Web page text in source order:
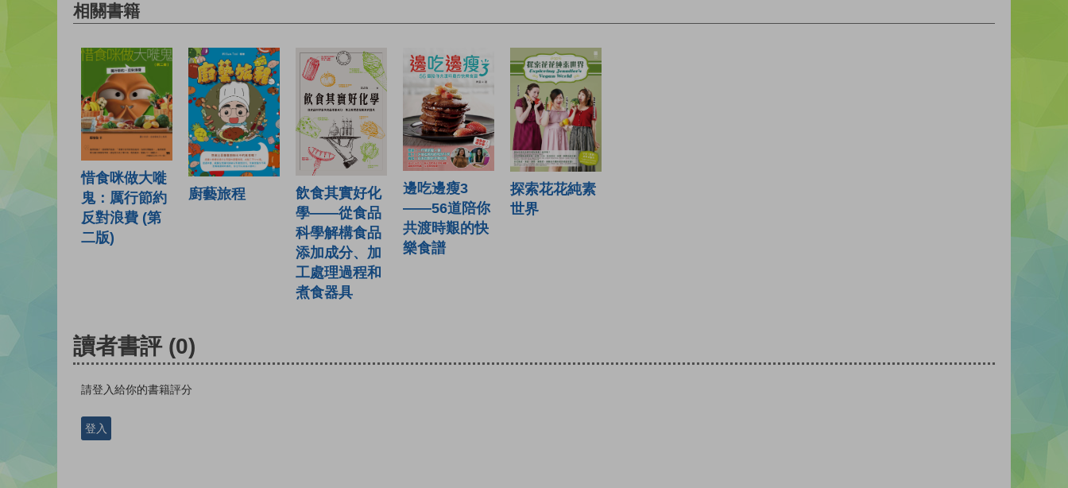
相關書籍
惜食咪做大嘥
鬼：厲行節約
反對浪費 (第
二版)
廚藝旅程
飲食其實好化
學——從食品
科學解構食品
添加成分、加
工處理過程和
煮食器具
邊吃邊瘦3
——56道陪你
共渡時艱的快
樂食譜
探索花花純素
世界
讀者書評 (0)
請登入給你的書籍評分
登入